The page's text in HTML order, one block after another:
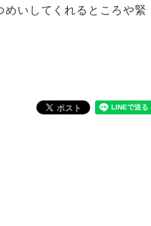
いしてくれるところや緊